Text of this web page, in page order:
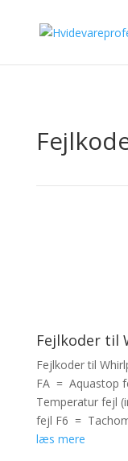
Fejlkoder til
Fejlkoder til
FA = Aquastop
Temperatur fejl
fejl F6 =
læs mere